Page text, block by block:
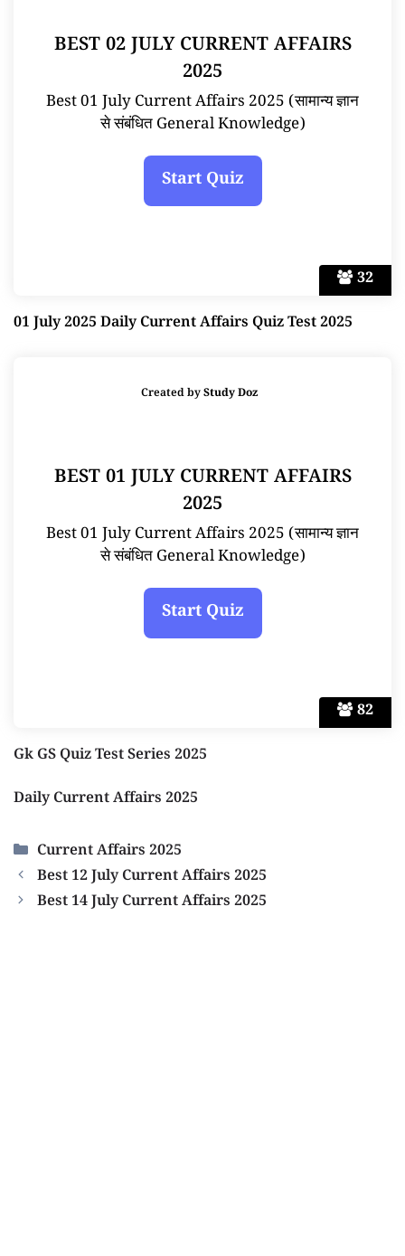
32
BEST 02 JULY CURRENT AFFAIRS
2025
Best 01 July Current Affairs 2025 (सामान्य ज्ञान
से संबंधित General Knowledge)
01 July 2025 Daily Current Affairs Quiz Test 2025
82
Created byStudy Doz
BEST 01 JULY CURRENT AFFAIRS
2025
Best 01 July Current Affairs 2025 (सामान्य ज्ञान
से संबंधित General Knowledge)
Gk GS Quiz Test Series 2025
Daily Current Affairs 2025
Categories
Current Affairs 2025
Best 12 July Current Affairs 2025
Best 14 July Current Affairs 2025